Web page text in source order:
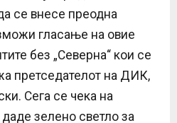
се внесе преодна
гласање на овие
без „Северна“ кои се
претседателот на ДИК,
Сега се чека на
зелено светло за